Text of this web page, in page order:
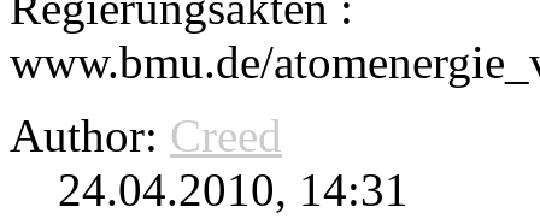
www.bmu.de/
Author: Creed
24.04.2010, 14:31